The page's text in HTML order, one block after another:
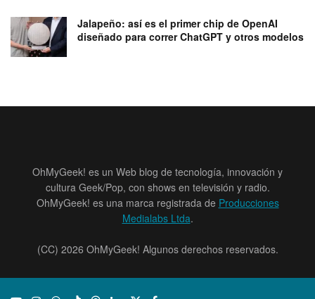
Jalapeño: así es el primer chip de OpenAI
diseñado para correr ChatGPT y otros modelos
OhMyGeek! es un Web blog de tecnología, innovación y
cultura Geek/Pop, con shows en televisión y radio.
OhMyGeek! es una marca registrada de Producciones
Medialabs Ltda.
(CC) 2026 OhMyGeek! Algunos derechos reservados.